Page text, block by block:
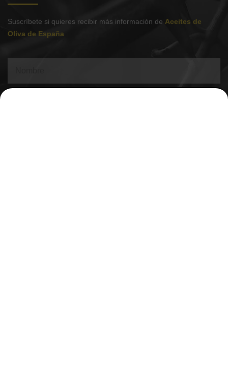
Suscríbete si quieres recibir más información de Aceites de
Oliva de España